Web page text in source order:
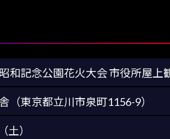
和記念公園花火大会 市役所屋上
（東京都立川市泉町1156-9）
土）